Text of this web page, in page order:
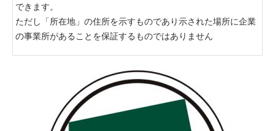
できます。
ただし「所在地」の住所を示すものであり示された場所に企業
の事業所があることを保証するものではありません